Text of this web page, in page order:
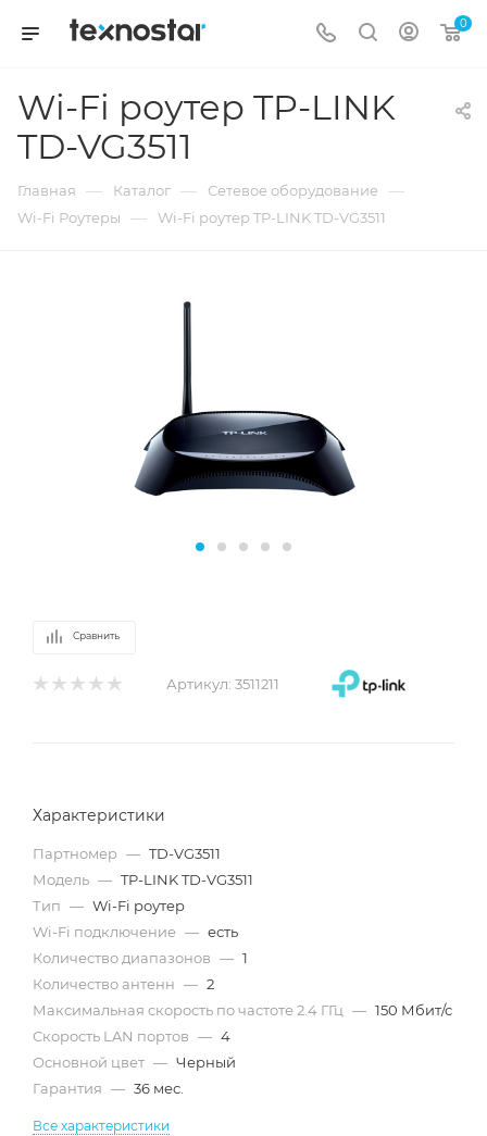
0
Wi-Fi роутер TP-LINK
TD-VG3511
Главная — Каталог — Сетевое оборудование —
Wi-Fi Роутеры — Wi-Fi роутер TP-LINK TD-VG3511
Сравнить
Артикул: 3511211
Характеристики
Партномер — TD-VG3511
Модель — TP-LINK TD-VG3511
Тип — Wi-Fi роутер
Wi-Fi подключение — есть
Количество диапазонов — 1
Количество антенн — 2
Максимальная скорость по частоте 2.4 ГГц — 150 Мбит/с
Скорость LAN портов — 4
Основной цвет — Черный
Гарантия — 36 мес.
Все характеристики